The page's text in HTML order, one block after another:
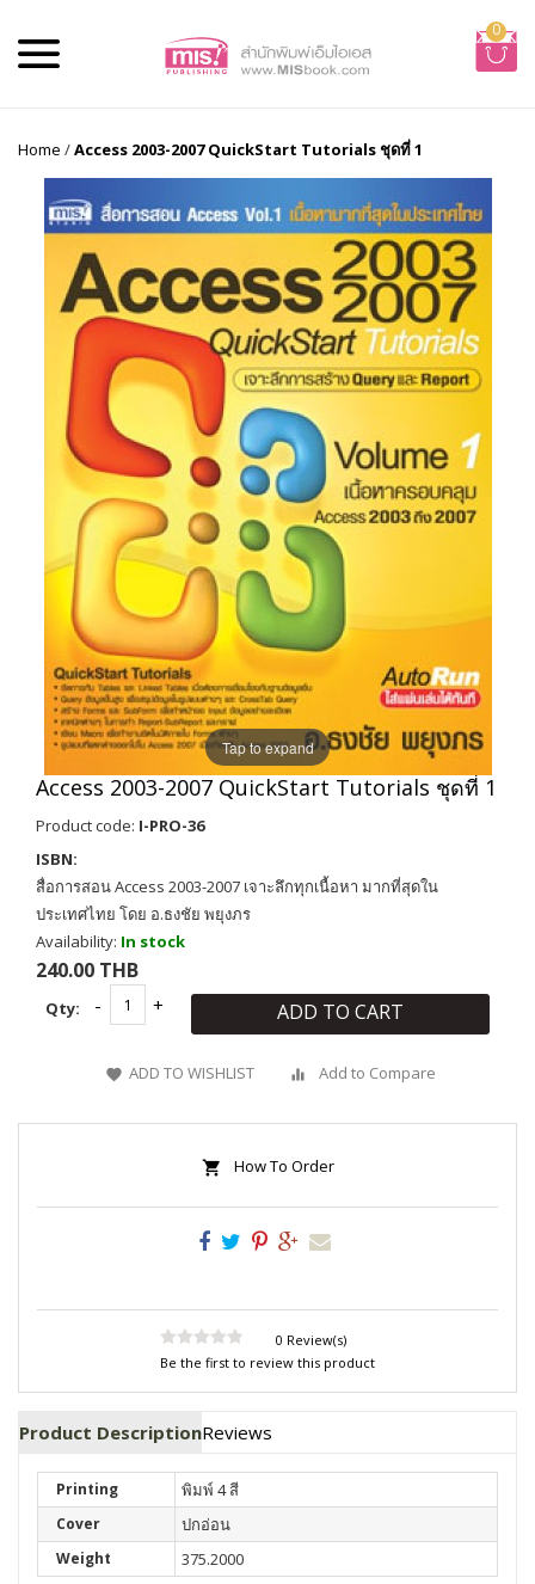
0
Home /Access 2003-2007 QuickStart Tutorials ชุดที่ 1
Tap to expand
Access 2003-2007 QuickStart Tutorials ชุดที่ 1
Product code: I-PRO-36
ISBN:
สื่อการสอน Access 2003-2007 เจาะลึกทุกเนื้อหา มากที่สุดใน
ประเทศไทย โดย อ.ธงชัย พยุงภร
Availability: In stock
240.00 THB
Qty: ADD TO CART
ADD TO WISHLIST Add to Compare
How To Order
0 Review(s)
Be the first to review this product
Product DescriptionReviews
Printing พิมพ์ 4 สี
Cover ปกอ่อน
Weight 375.2000